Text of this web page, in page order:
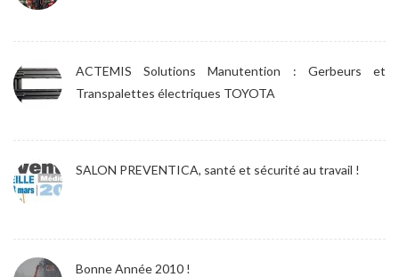
ACTEMIS Solutions Manutention : Gerbeurs et
Transpalettes électriques TOYOTA
SALON PREVENTICA, santé et sécurité au travail !
Bonne Année 2010 !